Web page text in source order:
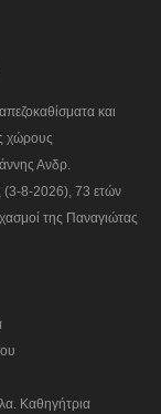
και
χώρους
Ανδρ.
(3-8-2026), 73 ετών
της Παναγιώτας
Καθηγήτρια